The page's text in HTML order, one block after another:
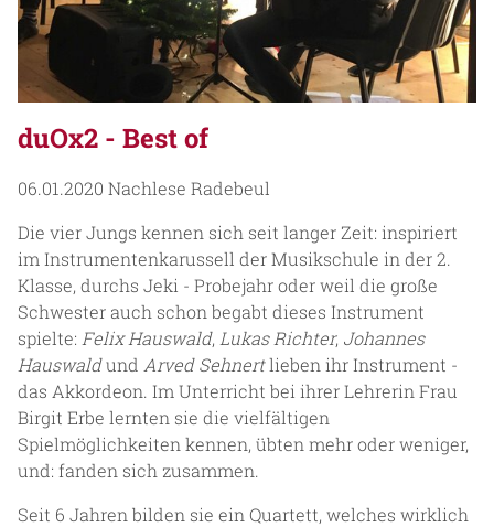
duOx2 - Best of
06.01.2020 Nachlese Radebeul
Die vier Jungs kennen sich seit langer Zeit: inspiriert
im Instrumentenkarussell der Musikschule in der 2.
Klasse, durchs Jeki - Probejahr oder weil die große
Schwester auch schon begabt dieses Instrument
spielte: Felix Hauswald, Lukas Richter, Johannes
Hauswaldund Arved Sehnertlieben ihr Instrument -
das Akkordeon. Im Unterricht bei ihrer Lehrerin Frau
Birgit Erbe lernten sie die vielfältigen
Spielmöglichkeiten kennen, übten mehr oder weniger,
und: fanden sich zusammen.
Seit 6 Jahren bilden sie ein Quartett, welches wirklich